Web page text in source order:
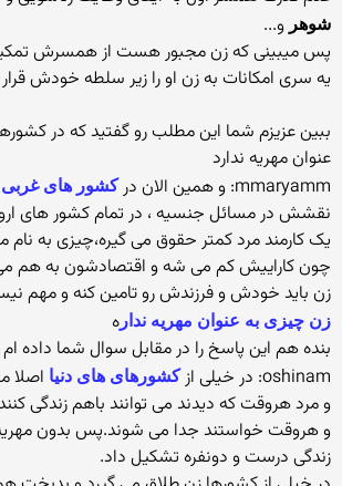
شوهر و...
پس میبینی که زن مجبور هست از همسرش
یه سری امکانات به زن او را زیر سلطه خودش
ببین عزیزم شما این مطلب رو گفتید که در
عنوان مهریه ندارد
mmaryamm: و همین الان در
کشور های غربی
نقشش در مسائل جنسیه ، در تمام کشور های
یک کارمند مرد کمتر حقوق می گیره،چیزی به نام
چون کاراییش کم می شه و اقتصادشون به هم
زن باید خودش و فرزندش رو تامین کنه و مهم
زن چیزی به عنوان مهریه ندار ه
بنده هم این پاسخ را در مقابل سوال شما داده ام
oshinam: در خیلی از
کشورهای های دنیا اصلا
و مرد هروقت که دیدند می توانند باهم زندگی
و هروقت خواستند جدا می شوند.پس بدون
زندگی درست و دونفره تشکیل داد.